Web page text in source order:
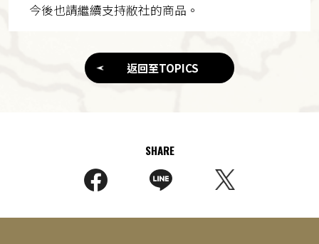
今後也請繼續支持敝社的商品。
返回至TOPICS
SHARE